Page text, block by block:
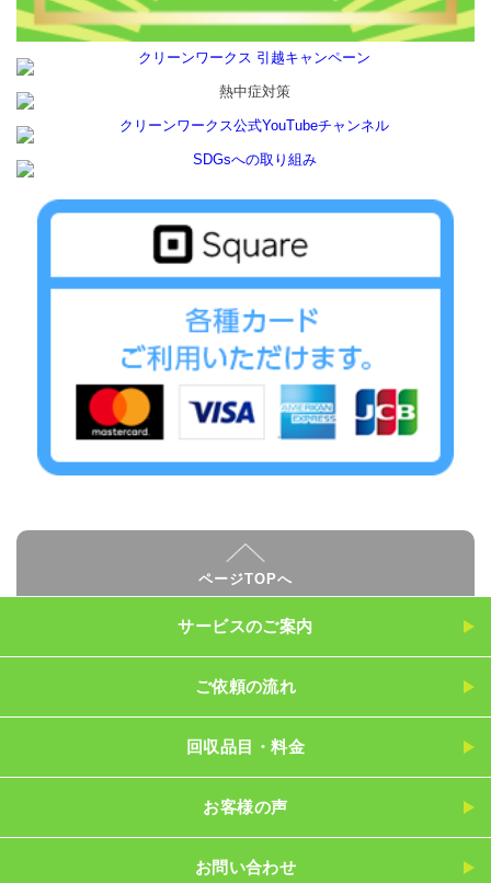
ページTOPへ
サービスのご案内
ご依頼の流れ
回収品目・料金
お客様の声
お問い合わせ